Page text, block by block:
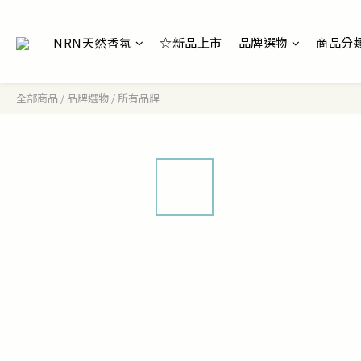
NRN天然香氛 ☆新品上市 品牌選物 商品分
全部商品 / 品牌選物 / 所有品牌